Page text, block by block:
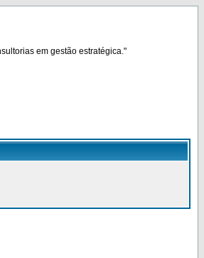
em gestão estratégica."